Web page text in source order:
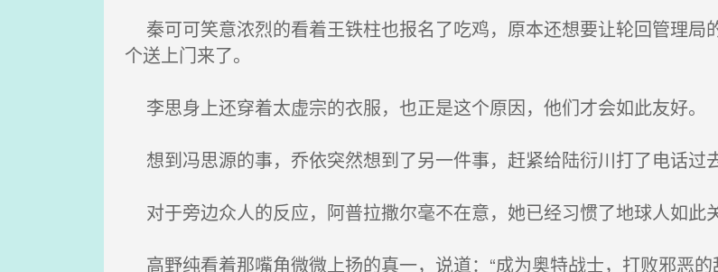
秦可可笑意浓烈的看着王铁柱也报名了吃鸡，原本还想要让轮回管理局
个送上门来了。
李思身上还穿着太虚宗的衣服，也正是这个原因，他们才会如此友好。
想到冯思源的事，乔依突然想到了另一件事，赶紧给陆衍川打了电话过去
对于旁边众人的反应，阿普拉撒尔毫不在意，她已经习惯了地球人如此关
高野纯看着那嘴角微微上扬的真一，说道：“成为奥特战士，打败邪恶的